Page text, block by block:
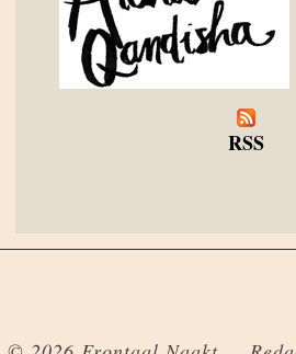
RSS